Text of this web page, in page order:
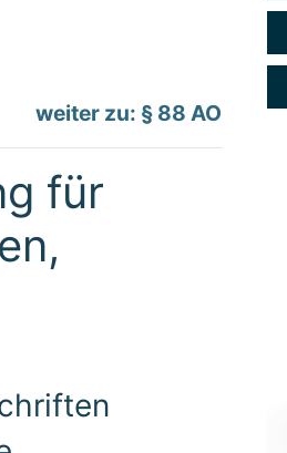
weiter zu: § 88 AO
für